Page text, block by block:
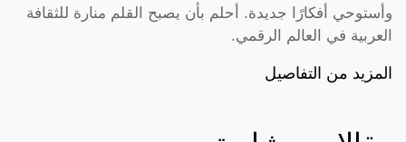
وأستوحي أفكارًا جديدة. أحلم بأن يصبح القلم منارة للثقافة
العربية في العالم الرقمي.
المزيد من التفاصيل